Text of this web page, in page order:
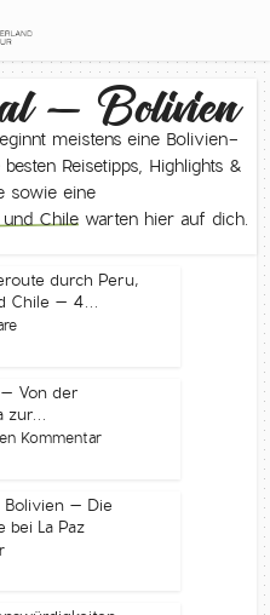
– Bolivien
meistens eine Bolivien-
Reisetipps, Highlights &
sowie eine
Chile warten hier auf dich.
durch Peru,
Chile – 4...
Von der
zur...
Kommentar
Bolivien – Die
bei La Paz